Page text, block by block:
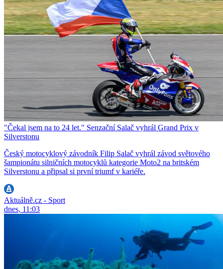
"Čekal jsem na to 24 let." Senzační Salač vyhrál Grand Prix v
Silverstonu
Český motocyklový závodník Filip Salač vyhrál závod světového
šampionátu silničních motocyklů kategorie Moto2 na britském
Silverstonu a připsal si první triumf v kariéře.
Aktuálně.cz - Sport
dnes, 11:03